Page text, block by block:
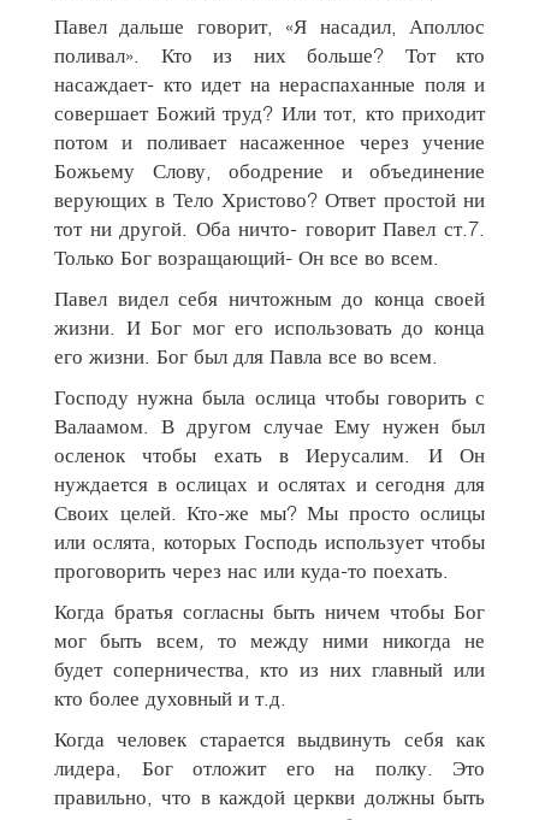
Павел дальше говорит, «Я насадил, Аполлос
поливал». Кто из них больше? Тот кто
насаждает- кто идет на нераспаханные поля и
совершает Божий труд? Или тот, кто приходит
потом и поливает насаженное через учение
Божьему Слову, ободрение и объединение
верующих в Тело Христово? Ответ простой ни
тот ни другой. Оба ничто- говорит Павел ст.7.
Только Бог возращающий- Он все во всем.
Павел видел себя ничтожным до конца своей
жизни. И Бог мог его использовать до конца
его жизни. Бог был для Павла все во всем.
Господу нужна была ослица чтобы говорить с
Валаамом. В другом случае Ему нужен был
осленок чтобы ехать в Иерусалим. И Он
нуждается в ослицах и ослятах и сегодня для
Своих целей. Кто-же мы? Мы просто ослицы
или ослята, которых Господь использует чтобы
проговорить через нас или куда-то поехать.
Когда братья согласны быть ничем чтобы Бог
мог быть всем, то между ними никогда не
будет соперничества, кто из них главный или
кто более духовный и т.д.
Когда человек старается выдвинуть себя как
лидера, Бог отложит его на полку. Это
правильно, что в каждой церкви должны быть